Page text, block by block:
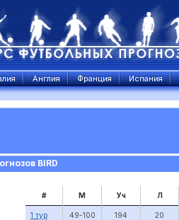
Англия Франция Испания
BIRD
# М Уч Л
1 тур 49-100 194 20